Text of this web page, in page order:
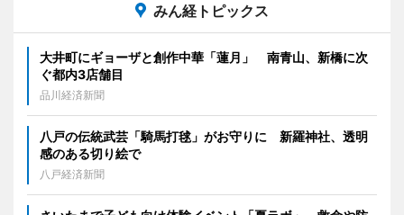
みん経トピックス
大井町にギョーザと創作中華「蓮月」 南青山、新橋に次
ぐ都内3店舗目
品川経済新聞
八戸の伝統武芸「騎馬打毬」がお守りに 新羅神社、透明
感のある切り絵で
八戸経済新聞